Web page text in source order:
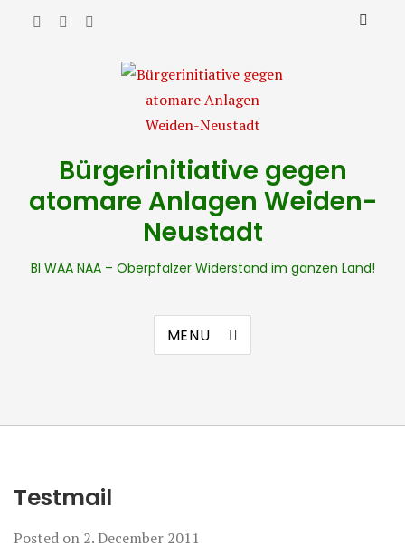
Bürgerinitiative gegen
atomare Anlagen Weiden-
Neustadt
BI WAA NAA – Oberpfälzer Widerstand im ganzen Land!
MENU
Testmail
Posted on 2. December 2011